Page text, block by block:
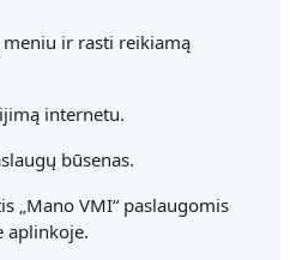
ir rasti reikiamą
internetu.
būsenas.
„Mano VMI“ paslaugomis
aplinkoje.